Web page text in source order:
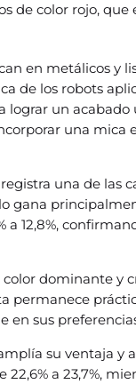
de color rojo,
en metálicos y
de los robots
lograr un
una mica
una de las
gana
a 12,8%,
dominante y
permanece
en sus
su ventaja y
a 23,7%,